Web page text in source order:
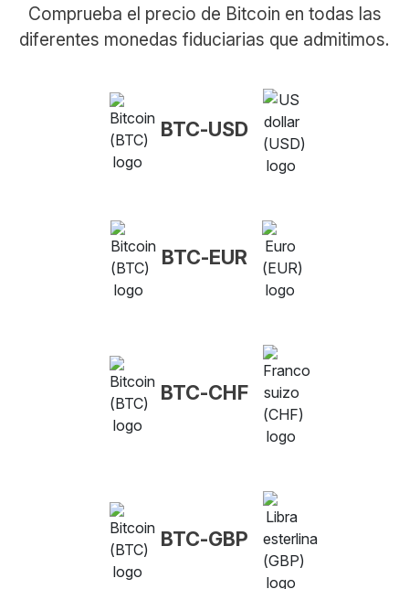
Comprueba el precio de Bitcoin en todas las
diferentes monedas fiduciarias que admitimos.
BTC-USD
BTC-EUR
BTC-CHF
BTC-GBP